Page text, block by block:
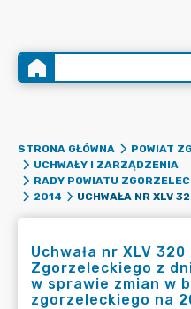
STRONA GŁÓWNA
POWIAT
UCHWAŁY I ZARZĄDZENIA
RADY POWIATU
2014
Uchwała nr XLV
Zgorzeleckiego z
w sprawie zmian w
zgorzeleckiego na